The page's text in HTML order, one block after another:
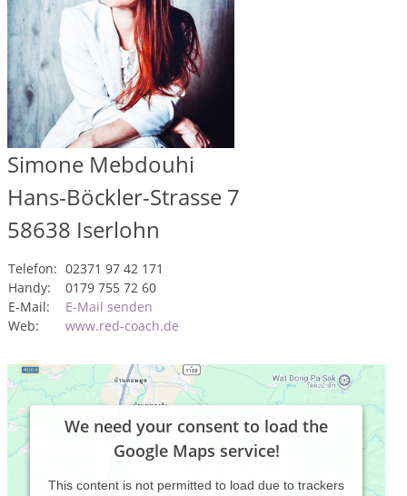
Simone Mebdouhi
Hans-Böckler-Strasse 7
58638 Iserlohn
Telefon: 02371 97 42 171
Handy:
0179 755 72 60
E-Mail:
E-Mail senden
Web:
www.red-coach.de
We need your consent to load the
Google Maps service!
This content is not permitted to load due to trackers